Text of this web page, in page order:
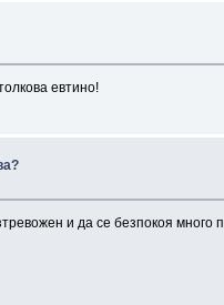
евтино!
и да се безпокоя